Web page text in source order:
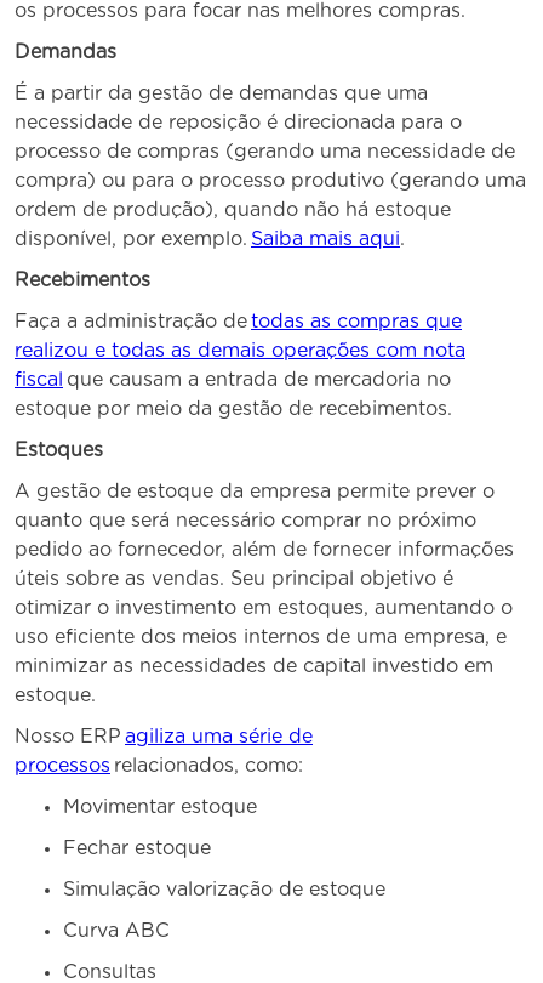
os processos para focar nas melhores compras.
Demandas
É a partir da gestão de demandas que uma
necessidade de reposição é direcionada para o
processo de compras (gerando uma necessidade de
compra) ou para o processo produtivo (gerando uma
ordem de produção), quando não há estoque
disponível, por exemplo. Saiba mais aqui.
Recebimentos
Faça a administração detodas as compras que
realizou e todas as demais operações com nota
fiscal que causam a entrada de mercadoria no
estoque por meio da gestão de recebimentos.
Estoques
A gestão de estoque da empresa permite prever o
quanto que será necessário comprar no próximo
pedido ao fornecedor, além de fornecer informações
úteis sobre as vendas. Seu principal objetivo é
otimizar o investimento em estoques, aumentando o
uso eficiente dos meios internos de uma empresa, e
minimizar as necessidades de capital investido em
estoque.
Nosso ERP agiliza uma série de
processos relacionados, como:
Movimentar estoque
Fechar estoque
Simulação valorização de estoque
Curva ABC
Consultas